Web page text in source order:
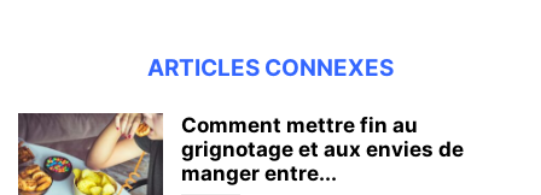
ARTICLES CONNEXES
Comment mettre fin au
grignotage et aux envies de
manger entre...